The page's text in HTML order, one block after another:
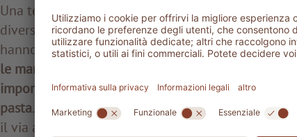
Una terra dall’offerta culinaria straordinaria,
diversi popoli che vi hanno transitato.Greci,
hanno lasciato il proprio segno, anche in cucina. I
le mandorle, il miele, le olive e diverse
importarono le spezie dell’Oriente, insieme alla
pasta. Gli spagnoli portarono, oltre ai pomodorie
il via alla produzione del